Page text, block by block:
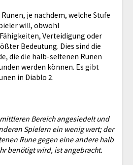
je nachdem, welche Stufe
will, obwohl
Verteidigung oder
Bedeutung. Dies sind die
die die halb-seltenen Runen
werden können. Es gibt
in Diablo 2.
Bereich angesiedelt und
Spielern ein wenig wert; der
Rune gegen eine andere halb
benötigt wird, ist angebracht.